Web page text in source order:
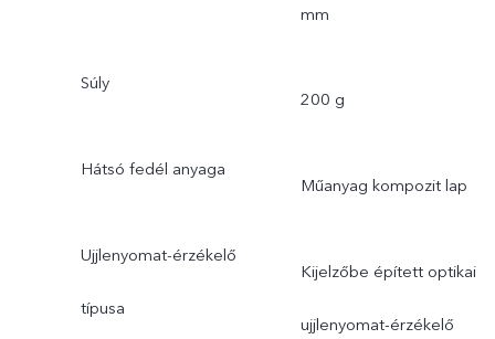
mm
Súly
200 g
Hátsó fedél anyaga
Műanyag kompozit lap
Ujjlenyomat-érzékelő
típusa
Kijelzőbe épített optikai
ujjlenyomat-érzékelő